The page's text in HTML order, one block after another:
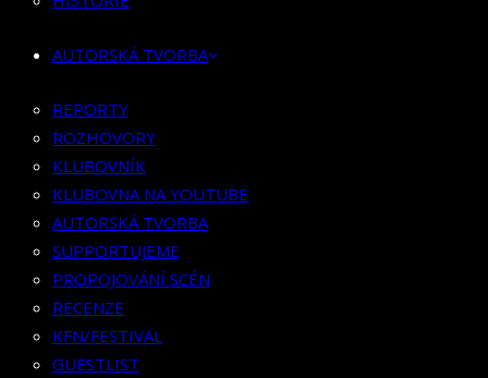
KLUBOVNA NA YOUTUBE
SUPPORTUJEME
PROPOJOVÁNÍ SCÉN
RECENZE
KFN/FESTIVAL
GUESTLIST
SPOLUPRÁCE
BOOKING
PR SPOLUPRÁCE
AUTORSKÁ TVORBA
REPORTY
ROZHOVORY
KLUBOVNÍK
KLUBOVNA NA YOUTUBE
AUTORSKÁ TVORBA
SUPPORTUJEME
PROPOJOVÁNÍ SCÉN
RECENZE
KFN/FESTIVAL
GUESTLIST